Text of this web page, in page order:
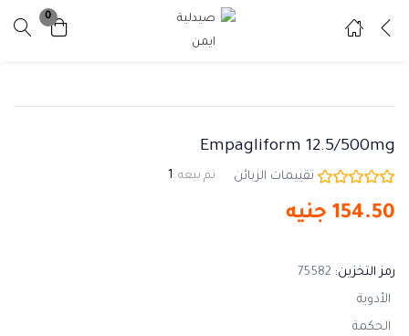
0
تسجيل
ادخل اسم المستخدم وكلمة المرور للدخول.
Empagliform 12.5/500mg
تقييمات الزبائن تم بيعه :1
154.50 جنيه
رمز التخزين: 75582
الأدوية
الحكمة